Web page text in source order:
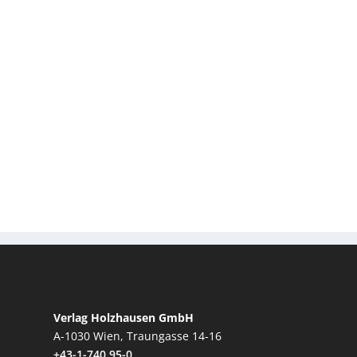
Verlag Holzhausen GmbH
A-1030 Wien, Traungasse 14-16